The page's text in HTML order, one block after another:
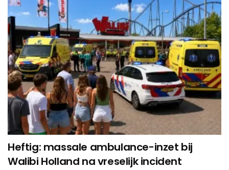
Heftig: massale ambulance-inzet bij
Walibi Holland na vreselijk incident